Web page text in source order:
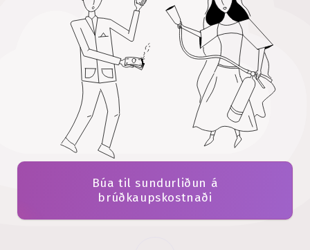
Búa til sundurliðun á
brúðkaupskostnaði